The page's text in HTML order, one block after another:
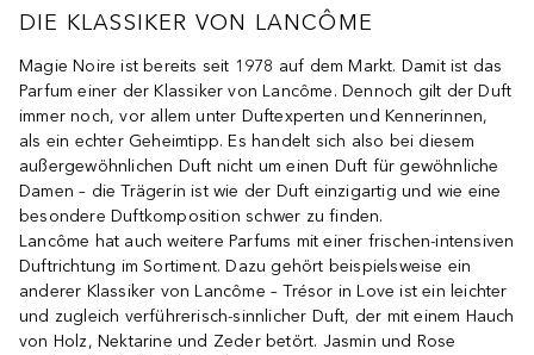
DIE KLASSIKER VON LANCÔME
Magie Noire ist bereits seit 1978 auf dem Markt. Damit ist das
Parfum einer der Klassiker von Lancôme. Dennoch gilt der Duft
immer noch, vor allem unter Duftexperten und Kennerinnen,
als ein echter Geheimtipp. Es handelt sich also bei diesem
außergewöhnlichen Duft nicht um einen Duft für gewöhnliche
Damen – die Trägerin ist wie der Duft einzigartig und wie eine
besondere Duftkomposition schwer zu finden.
Lancôme hat auch weitere Parfums mit einer frischen-intensiven
Duftrichtung im Sortiment. Dazu gehört beispielsweise ein
anderer Klassiker von Lancôme – Trésor in Love ist ein leichter
und zugleich verführerisch-sinnlicher Duft, der mit einem Hauch
von Holz, Nektarine und Zeder betört. Jasmin und Rose